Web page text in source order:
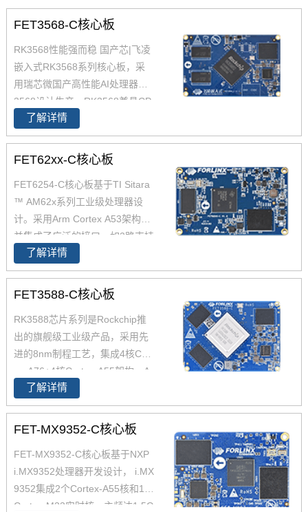
FET3568-C核心板
RK3568性能强而稳 国产芯|飞凌
嵌入式RK3568系列核心板，采
用瑞芯微国产高性能AI处理器RK
3568设计生产，RK3568兼具CP
U、GPU、NPU、VPU于一身，
RK3568 性能、性价比在同类产
品中具有较高优势，RK3568处
SoC， 飞凌RK3568核心板主要
面向工业互联网、HMI、NVR存
储、车载中控、工业网关等领
稳定出货
了解详情
FET62xx-C核心板
FET6254-C核心板基于TI Sitara
™ AM62x系列工业级处理器设
计。采用Arm Cortex A53架构，
并集成了广泛的接口，如2路支持
TSN的千兆以太网、USB 2.0CA
N-FD，AM6254核心板兼容AM6
2x全系列处理器，提供单核、双
容，飞凌嵌入式已经适配AM625
4 AM6231 AM6232三款芯片为
您带来灵活的成本组合方案，AM
如人机界面(HMI)、工业计算机、
边缘计算、零售自动化、充电桩
控制单元(TCU)、医疗设备等。
了解详情
FET3588-C核心板
RK3588芯片系列是Rockchip推
出的旗舰级工业级产品，采用先
进的8nm制程工艺，集成4核Cort
ex-A76+4核Cortex-A55架构，A
76主频高达2.4GHz，A55核主频
高达1.8GHz，能够提供强大的性
能支撑。飞凌FET3588-C核心板
力测试，确保在高端应用中能够
稳定运行。您可以通过飞凌提供
的rk3588开发套件充分评估和验
了解详情
FET-MX9352-C核心板
FET-MX9352-C核心板基于NXP
i.MX9352处理器开发设计， i.MX
9352集成2个Cortex-A55核和1个
Cortex-M33实时核，主频达1.5G